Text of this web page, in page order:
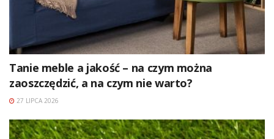
Tanie meble a jakość – na czym można
zaoszczędzić, a na czym nie warto?
27 LIPCA 2026